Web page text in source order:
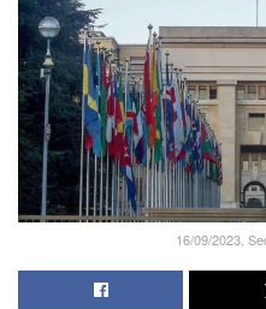
16/09/2023,